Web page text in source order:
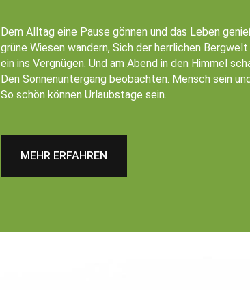
Dem Alltag eine Pause gönnen und das Leben
grüne Wiesen wandern, Sich der herrlichen
ein ins Vergnügen. Und am Abend in den Himmel
Den Sonnenuntergang beobachten. Mensch sein
So schön können Urlaubstage sein.
MEHR ERFAHREN